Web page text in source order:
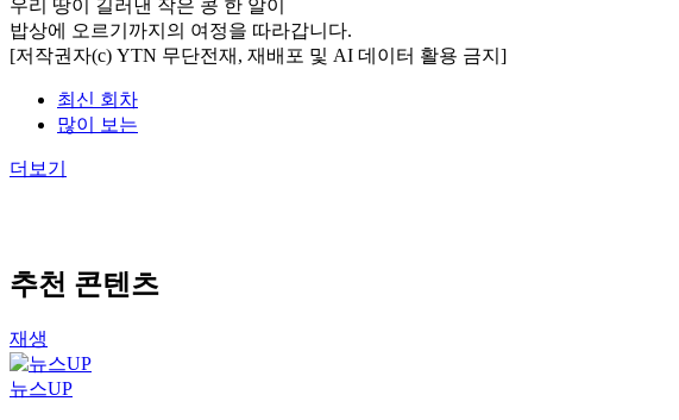
우리 땅이 길러낸 작은 콩 한 알이
밥상에 오르기까지의 여정을 따라갑니다.
[저작권자(c) YTN 무단전재, 재배포 및 AI 데이터 활용 금지]
최신 회차
많이 보는
더보기
추천 콘텐츠
재생
뉴스UP